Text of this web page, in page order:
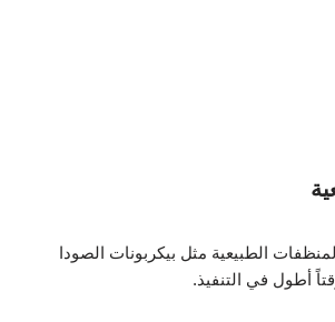
الطبيعية مثل بيكربونات الصودا
أطول في التنفيذ.